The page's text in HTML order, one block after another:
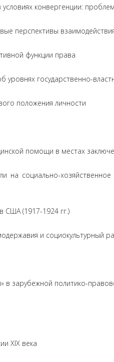
конвергенции:
перспективы
функции права
уровнях государственно-
положения личности
помощи в местах
социально-
США (1917-1924 гг.)
и социокультурный
зарубежной политико-
XIX века